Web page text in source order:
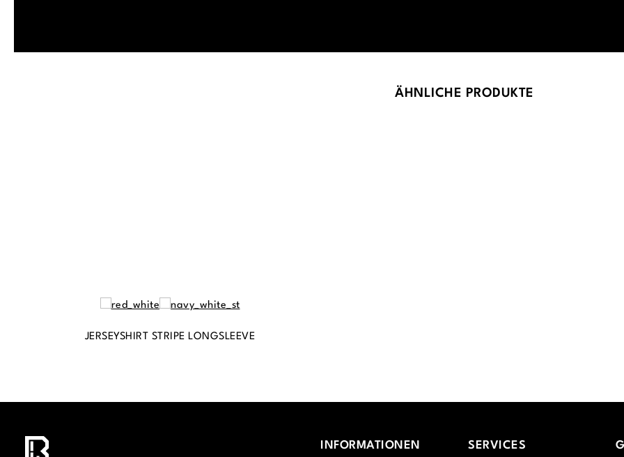
ÄHNLICHE PRODUKTE
JERSEYSHIRT STRIPE LONGSLEEVE
INFORMATIONEN SERVICES